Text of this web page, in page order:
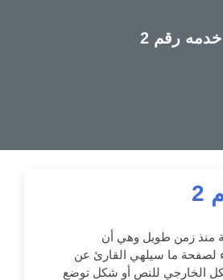
خدمه رقم 2
منذ زمن طويل وهي أن
لصفحة ما سيلهي القارئ عن
الخارجي للنص أو شكل توضع